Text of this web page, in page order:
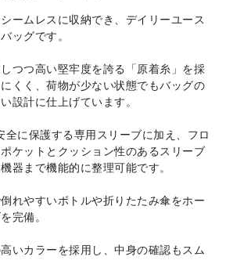
ームレスに収納でき、デイリーユース
ッグです。
つつ高い堅牢度を誇る「原着糸」を採
くく、荷物が少ない状態でもバッグの
設計に仕上げています。
全に保護する専用スリーブに加え、フロ
ケットとクッション性のあるスリーブ
器まで機能的に整理可能です。
れやすいボトルや折りたたみ傘をホー
完備。
いカラーを採用し、中身の確認もスム